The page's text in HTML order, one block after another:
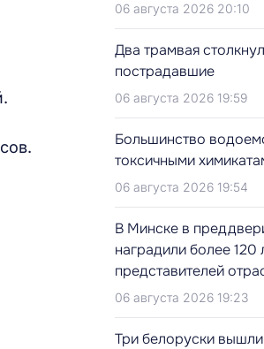
06 августа 2026 20:10
Два трамвая
пострадавшие
06 августа 2026 19:59
Большинство
токсичными
06 августа 2026 19:54
В Минске в
наградили более 120
представителей
06 августа 2026 19:23
Три белоруски